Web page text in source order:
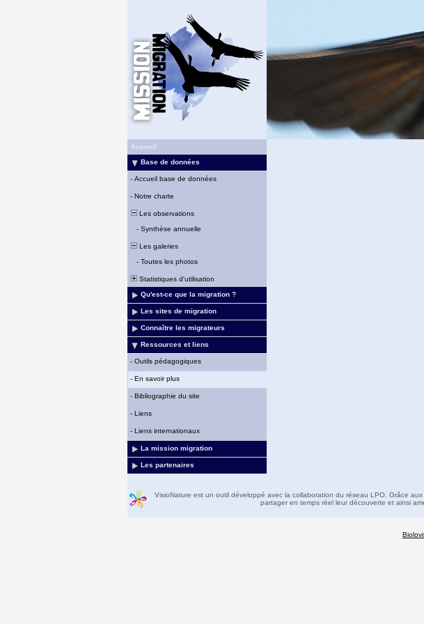
Accueil
Base de données
- Accueil base de données
- Notre charte
Les observations
- Synthèse annuelle
Les galeries
- Toutes les photos
Statistiques d'utilisation
Qu'est-ce que la migration ?
Les sites de migration
Connaître les migrateurs
Ressources et liens
- Outils pédagogiques
- En savoir plus
- Bibliographie du site
- Liens
- Liens internationaux
La mission migration
Les partenaires
VisioNature est un outil développé avec la collaboration du réseau LPO. Grâce
partager en temps réel leur découverte et ainsi